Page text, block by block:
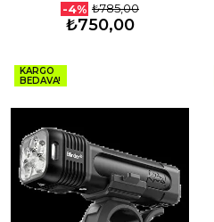
-4% ₺785,00
₺750,00
KARGO
BEDAVA!